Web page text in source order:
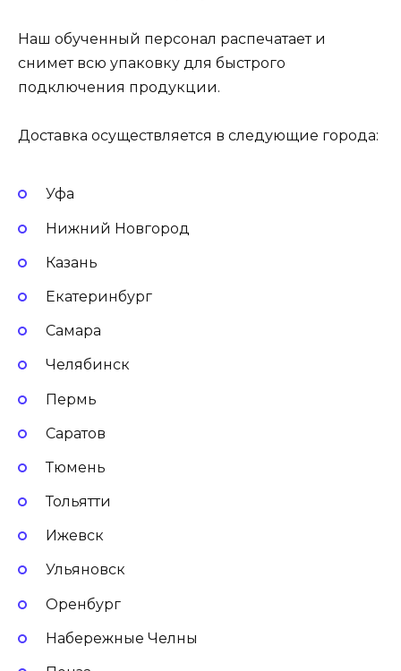
Наш обученный персонал распечатает и
снимет всю упаковку для быстрого
подключения продукции.
Доставка осуществляется в следующие города:
Уфа
Нижний Новгород
Казань
Екатеринбург
Самара
Челябинск
Пермь
Саратов
Тюмень
Тольятти
Ижевск
Ульяновск
Оренбург
Набережные Челны